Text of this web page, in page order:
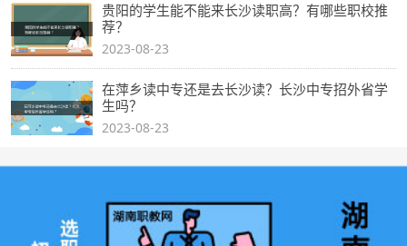
贵阳的学生能不能来长沙读职高？有哪些职校推
荐？
2023-08-23
在萍乡读中专还是去长沙读？长沙中专招外省学
生吗？
2023-08-23